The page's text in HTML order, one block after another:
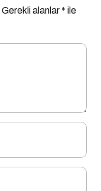
Gerekli alanlar* ile